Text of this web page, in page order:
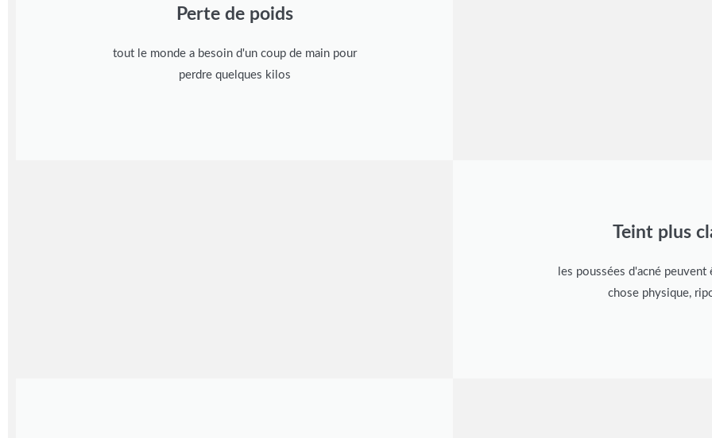
Perte de poids
tout le monde a besoin d'un coup de main pour
perdre quelques kilos
Teint plus
les poussées d'acné peuvent
chose physique,